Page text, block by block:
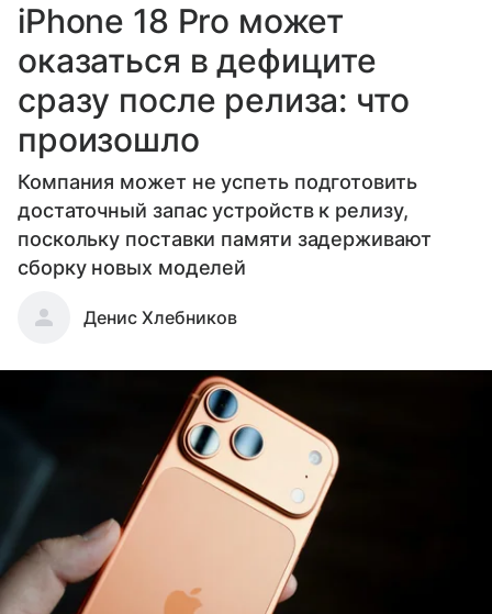
iPhone 18 Pro может
оказаться в дефиците
сразу после релиза: что
произошло
Компания может не успеть подготовить
достаточный запас устройств к релизу,
поскольку поставки памяти задерживают
сборку новых моделей
Денис Хлебников